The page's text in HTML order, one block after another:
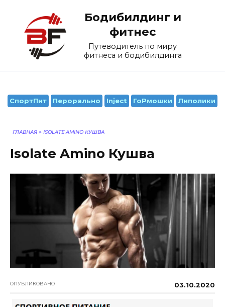
содержанию
Бодибилдинг и
фитнес
Путеводитель по миру
фитнеса и бодибилдинга
СпортПит Перорально Inject ГоРмошки Липолики
ГЛАВНАЯ > ISOLATE AMINO КУШВА
Isolate Amino Кушва
ОПУБЛИКОВАНО 03.10.2020